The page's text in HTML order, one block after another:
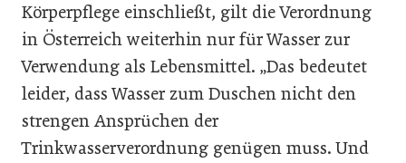
Körperpflege einschließt, gilt die Verordnung
in Österreich weiterhin nur für Wasser zur
Verwendung als Lebensmittel. „Das bedeutet
leider, dass Wasser zum Duschen nicht den
strengen Ansprüchen der
Trinkwasserverordnung genügen muss. Und